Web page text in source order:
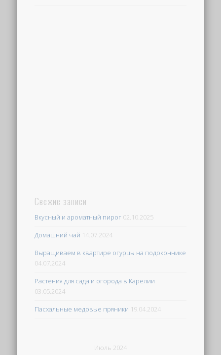
Свежие записи
Вкусный и ароматный пирог 02.10.2025
Домашний чай 14.07.2024
Выращиваем в квартире огурцы на подоконнике
04.07.2024
Растения для сада и огорода в Карелии
03.05.2024
Пасхальные медовые пряники 19.04.2024
Июль 2024